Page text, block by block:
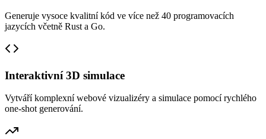
Generuje vysoce kvalitní kód ve více než 40 programovacích
jazycích včetně Rust a Go.
Interaktivní 3D simulace
Vytváří komplexní webové vizualizéry a simulace pomocí rychlého
one-shot generování.